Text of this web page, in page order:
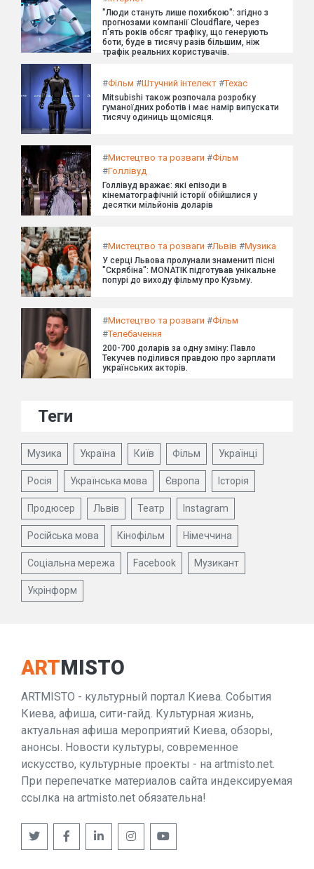
"Люди стануть лише похибкою": згідно з
прогнозами компанії Cloudflare, через
п'ять років обсяг трафіку, що генерують
боти, буде в тисячу разів більшим, ніж
трафік реальних користувачів.
#Фільм #Штучний інтелект #Техас
Mitsubishi також розпочала розробку
гуманоїдних роботів і має намір випускати
тисячу одиниць щомісяця.
#Мистецтво та розваги #Фільм
#Голлівуд
Голлівуд вражає: які епізоди в
кінематографічній історії обійшлися у
десятки мільйонів доларів
#Мистецтво та розваги #Львів #Музика
У серці Львова пролунали знамениті пісні
"Скрябіна": MONATIK підготував унікальне
попурі до виходу фільму про Кузьму.
#Мистецтво та розваги #Фільм
#Телебачення
200-700 доларів за одну зміну: Павло
Текучев поділився правдою про зарплати
українських акторів.
Теги
Музика Україна Київ Фільм Українці
Росія Українська мова Європа Історія
Продюсер Львів Театр Instagram
Російська мова Кінофільм Німеччина
Соціальна мережа Facebook Музикант
Укрінформ
ARTMISTO
ARTMISTO - культурный портал Киева. События
Киева, афиша, сити-гайд. Культурная жизнь,
актуальная афиша мероприятий Киева, обзоры,
анонсы. Новости культуры, современное
искусство, культурные проекты - на artmisto.net.
При перепечатке материалов сайта индексируемая
ссылка на artmisto.net обязательна!